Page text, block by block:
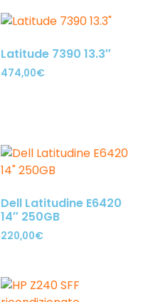
Latitude 7390 13.3″
474,00€
Dell Latitudine E6420
14″ 250GB
220,00€